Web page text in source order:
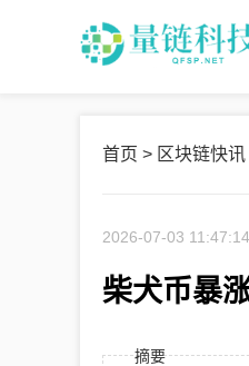
首页 > 区块链快讯
2026-07-03 11:47:14
柴犬币暴
摘要